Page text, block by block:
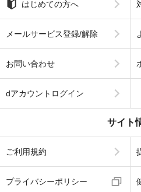
はじめての方へ
メールサービス登録/解除
お問い合わせ
dアカウントログイン
サイト
ご利用規約
プライバシーポリシー